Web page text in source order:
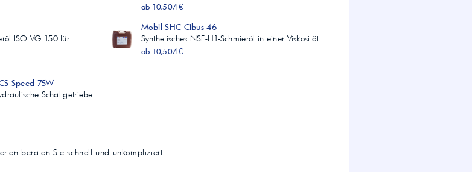
ab 10,50/l€
ISO VG 150 für
Mobil SHC Cibus 46
Synthetisches NSF-H1-Schmieröl in einer Viskosität…
ab 10,50/l€
Speed 75W
Schaltgetriebe…
beraten Sie schnell und unkompliziert.